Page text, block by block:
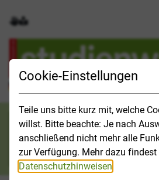
Cookie-Einstellungen
Teile uns bitte kurz mit, welche
willst. Bitte beachte: Je nach
anschließend nicht mehr alle
zur Verfügung. Mehr dazu findest
Datenschutzhinweisen
Gebärdensprache
Leichte Sprache
Suchkategorie